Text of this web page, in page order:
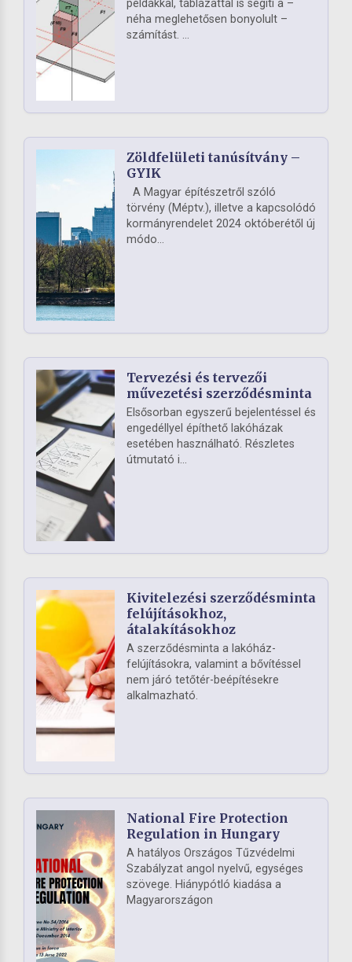
példákkal, táblázattal is segíti a –
néha meglehetősen bonyolult –
számítást. ...
Zöldfelületi tanúsítvány –
GYIK
A Magyar építészetről szóló
törvény (Méptv.), illetve a kapcsolódó
kormányrendelet 2024 októberétől új
módo...
Tervezési és tervezői
művezetési szerződésminta
Elsősorban egyszerű bejelentéssel és
engedéllyel építhető lakóházak
esetében használható. Részletes
útmutató i...
Kivitelezési szerződésminta
felújításokhoz,
átalakításokhoz
A szerződésminta a lakóház-
felújításokra, valamint a bővítéssel
nem járó tetőtér-beépítésekre
alkalmazható.
National Fire Protection
Regulation in Hungary
A hatályos Országos Tűzvédelmi
Szabályzat angol nyelvű, egységes
szövege. Hiánypótló kiadása a
Magyarországon